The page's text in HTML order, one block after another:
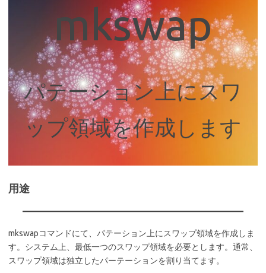
mkswap
パテーション上にスワ
ップ領域を作成します
用途
mkswapコマンドにて、パテーション上にスワップ領域を作成しま
す。システム上、最低一つのスワップ領域を必要とします。通常、
スワップ領域は独立したパーテーションを割り当てます。